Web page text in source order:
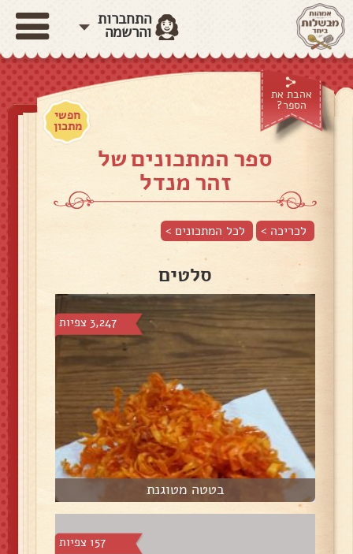
התחברות
והרשמה
אהבת את
הספר?
חפשי
מתכון
ספר המתכונים של
זהר מנדל
לכריכה > לכל המתכונים >
סלטים
3,247 צפיות
בטטה מטוגנת
157 צפיות